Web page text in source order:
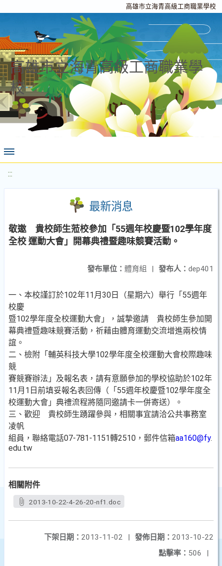
高雄市立海青高級工商職業學校
高雄市立海青高級工商職業學
校
:::
最新消息
敬邀 貴校師生蒞校參加「55週年校慶暨102學年度
全校 運動大會」開幕典禮暨趣味競賽活動。
發布人： dep401
發布單位： 體育組 |
一、本校謹訂於102年11月30日（星期六）舉行「55週年
校慶
暨102學年度全校運動大會」，誠摯邀請 貴校師生參加開
幕典禮暨趣味競賽活動，祈藉由體育運動交流增進兩校情
誼。
二、檢附「輔英科技大學102學年度全校運動大會校際趣味
競
賽競賽辦法」及報名表，請有意願參加的學校協助於102年
11月1日前填妥報名表回傳（「55週年校慶暨102學年度全
校運動大會」典禮流程將隨同邀請卡一併寄送）。
三、歡迎 貴校師生踴躍參與，相關事宜請洽公共事務室
凌帆
組員，聯絡電話07-781-1151轉2510，郵件信箱aa160@fy.
edu.tw
相關附件
2013-10-22-4-26-20-nf1.doc
發佈日期： 2013-10-22
下架日期： 2013-11-02
|
點擊率： 506 |